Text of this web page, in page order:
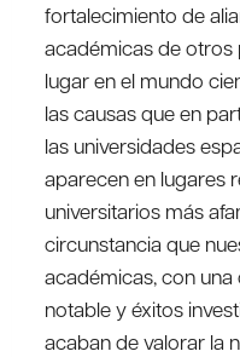
fortalecimiento de
académicas de otros
lugar en el mundo
las causas que en
las universidades
aparecen en lugares
universitarios más
circunstancia que
académicas, con
notable y éxitos
acaban de valorar la